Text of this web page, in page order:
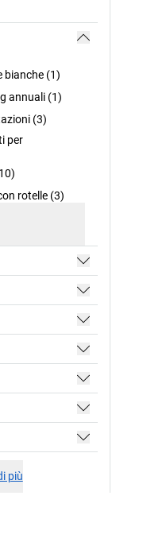
bianche (1)
annuali (1)
(3)
per
rotelle (3)
più